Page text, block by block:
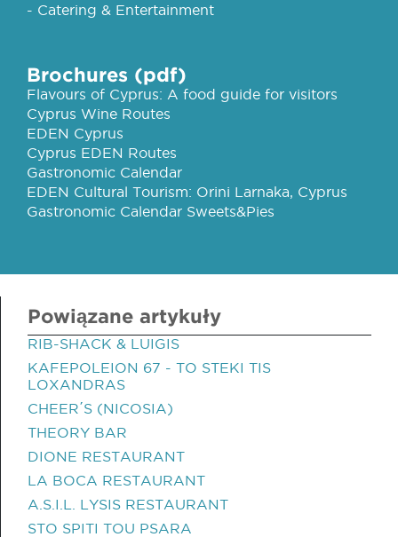
- Catering & Entertainment
Brochures (pdf)
Flavours of Cyprus: A food guide for visitors
Cyprus Wine Routes
EDEN Cyprus
Cyprus EDEN Routes
Gastronomic Calendar
EDEN Cultural Tourism: Orini Larnaka, Cyprus
Gastronomic Calendar Sweets&Pies
Powiązane artykuły
RIB-SHACK & LUIGIS
KAFEPOLEION 67 - TO STEKI TIS
LOXANDRAS
CHEER΄S (NICOSIA)
THEORY BAR
DIONE RESTAURANT
LA BOCA RESTAURANT
A.S.I.L. LYSIS RESTAURANT
STO SPITI TOU PSARA